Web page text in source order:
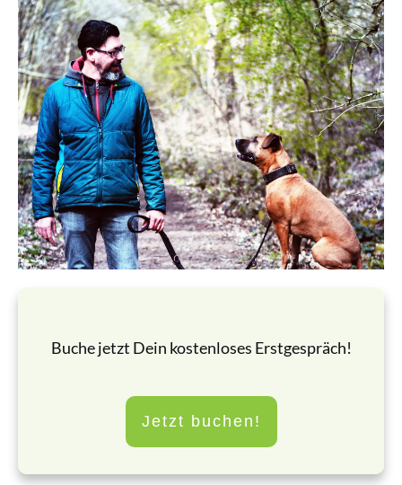
Buche jetzt Dein kostenloses Erstgespräch!
Jetzt buchen!